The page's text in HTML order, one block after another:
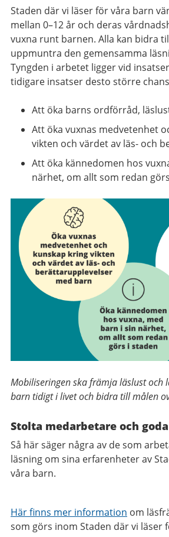
Staden där vi läser för våra barn
mellan 0–12 år och deras
vuxna runt barnen. Alla kan bidra
uppmuntra den gemensamma
Tyngden i arbetet ligger vid
tidigare insatser desto större
Att öka barns ordförråd,
Att öka vuxnas medvetenhet
vikten och värdet av läs- och
Att öka kännedomen hos
närhet, om allt som redan
Mobiliseringen ska främja läslust och
barn tidigt i livet och bidra till målen
Stolta medarbetare och
Så här säger några av de som
läsning om sina erfarenheter av
våra barn.
Här finns mer information om
som görs inom Staden där vi läser